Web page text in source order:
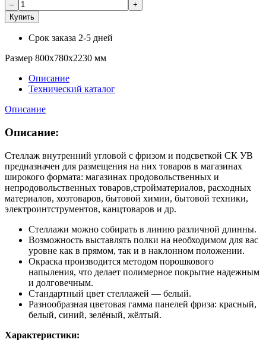
Купить
Срок заказа 2-5 дней
Размер 800х780х2230 мм
Описание
Технический каталог
Описание
Описание:
Стеллаж внутренний угловой с фризом и подсветкой СК УВ
предназначен для размещения на них товаров в магазинах
широкого формата: магазинах продовольственных и
непродовольственных товаров,стройматериалов, расходных
материалов, хозтоваров, бытовой химии, бытовой техники,
электроинтструментов, канцтоваров и др.
Стеллажи можно собирать в линию различной длинны.
Возможность выставлять полки на необходимом для вас
уровне как в прямом, так и в наклонном положении.
Окраска производится методом порошкового
напыления, что делает полимерное покрытие надежным
и долговечным.
Стандартный цвет стеллажей — белый.
Разнообразная цветовая гамма панелей фриза: красный,
белый, синий, зелёный, жёлтый.
Характеристики: